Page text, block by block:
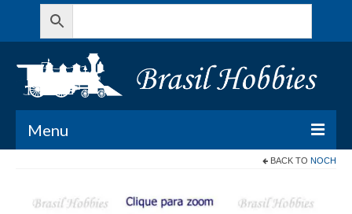
Menu
Meu Carrinho
BACK TO NOCH